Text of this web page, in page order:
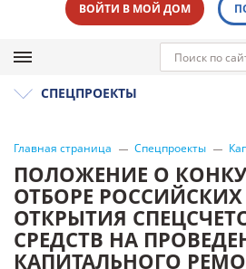
ВОЙТИ В МОЙ ДОМ
СПЕЦПРОЕКТЫ
Главная страница Спецпроекты
ПОЛОЖЕНИЕ О
ОТБОРЕ
ОТКРЫТИЯ
СРЕДСТВ НА
КАПИТАЛЬНОГО